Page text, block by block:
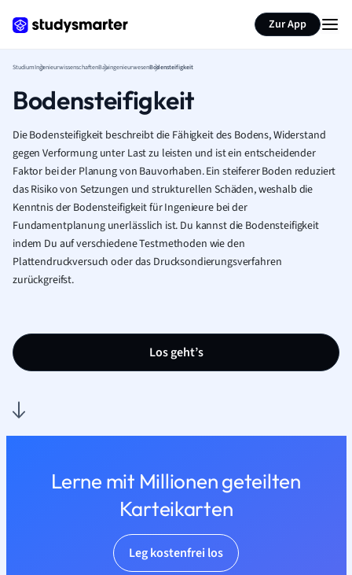
Zur App
StudiumIngenieurwissenschaftenBauingenieurwesenBodensteifigkeit
Bodensteifigkeit
Die Bodensteifigkeit beschreibt die Fähigkeit des Bodens, Widerstand
gegen Verformung unter Last zu leisten und ist ein entscheidender
Faktor bei der Planung von Bauvorhaben. Ein steiferer Boden reduziert
das Risiko von Setzungen und strukturellen Schäden, weshalb die
Kenntnis der Bodensteifigkeit für Ingenieure bei der
Fundamentplanung unerlässlich ist. Du kannst die Bodensteifigkeit
indem Du auf verschiedene Testmethoden wie den
Plattendruckversuch oder das Drucksondierungsverfahren
zurückgreifst.
Los geht’s
Lerne mit Millionen geteilten
Karteikarten
Leg kostenfrei los